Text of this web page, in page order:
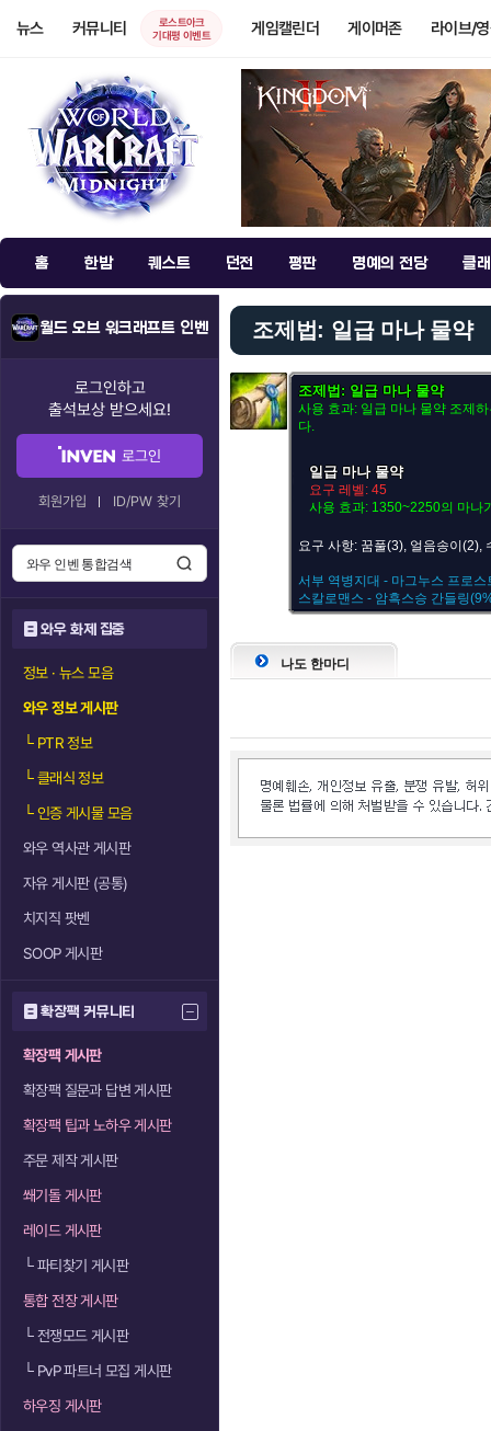
뉴스 커뮤니티
로스트아크
기대평 이벤트
게임캘린더 게이머존 라이브/
홈 한밤 퀘스트 던전 평판 명예의 전당 클
월드 오브 워크래프트 인벤
로그인하고
출석보상 받으세요!
로그인
회원가입 ID/PW 찾기
와우 화제 집중
정보 · 뉴스 모음
와우 정보 게시판
└PTR 정보
└클래식 정보
└인증 게시물 모음
와우 역사관 게시판
자유 게시판 (공통)
치지직 팟벤
SOOP 게시판
확장팩 커뮤니티
확장팩 게시판
확장팩 질문과 답변 게시판
확장팩 팁과 노하우 게시판
주문 제작 게시판
쐐기돌 게시판
레이드 게시판
└파티찾기 게시판
통합 전장 게시판
└전쟁모드 게시판
└PvP 파트너 모집 게시판
하우징 게시판
조제법: 일급 마나 물약
조제법: 일급 마나 물약
사용 효과: 일급 마나 물약 조제
다.
일급 마나 물약
요구 레벨: 45
사용 효과: 1350~2250의 마나
요구 사항: 꿈풀(3), 얼음송이(2),
서부 역병지대 - 마그누스 프로스
스칼로맨스 - 암흑스승 간들링
나도 한마디